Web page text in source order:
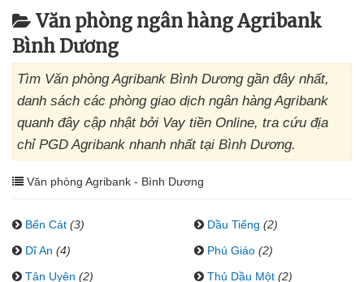
Văn phòng ngân hàng Agribank
Bình Dương
Tìm Văn phòng Agribank Bình Dương gần đây nhất,
danh sách các phòng giao dịch ngân hàng Agribank
quanh đây cập nhật bởi Vay tiền Online, tra cứu địa
chỉ PGD Agribank nhanh nhất tại Bình Dương.
Văn phòng Agribank - Bình Dương
Bến Cát (3) Dầu Tiếng (2)
Dĩ An (4) Phú Giáo (2)
Tân Uyên (2) Thủ Dầu Một (2)